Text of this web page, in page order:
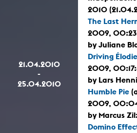
21.04.2010
-
25.04.2010
2010
The Last
2009,
by Juliane
Driving Élodie
2009,
by Lars
Humble Pie
2009,
by Marcus
Domino